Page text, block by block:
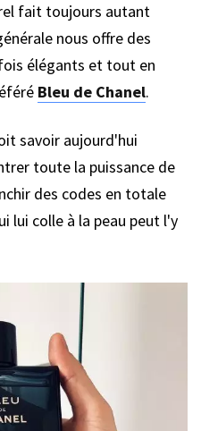
fait toujours autant
nous offre des
élégants et tout en
Bleu de Chanel.
savoir aujourd'hui
toute la puissance de
des codes en totale
lui colle à la peau peut l'y